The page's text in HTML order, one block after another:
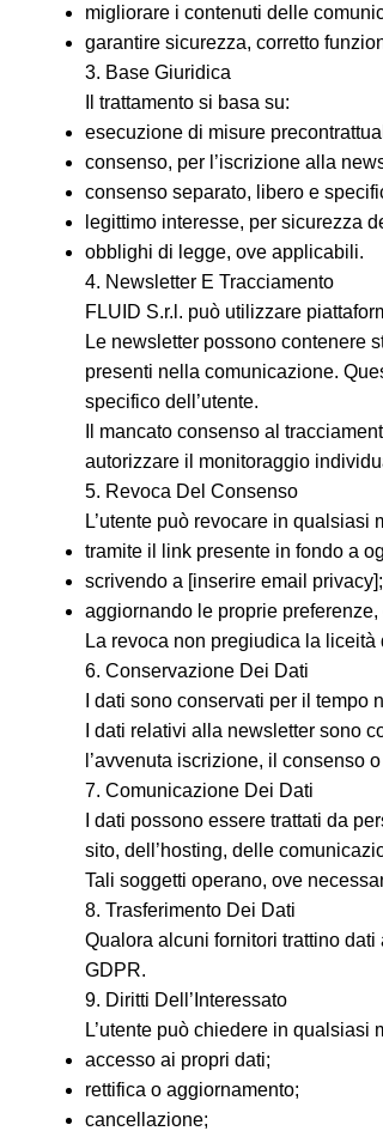
migliorare i contenuti delle
garantire sicurezza, corretto
3. Base Giuridica
Il trattamento si basa su:
esecuzione di misure
consenso, per l’iscrizione alla
consenso separato, libero e
legittimo interesse, per sicurezza
obblighi di legge, ove applicabili.
4. Newsletter E Tracciamento
FLUID S.r.l. può utilizzare
Le newsletter possono contenere
presenti nella comunicazione.
specifico dell’utente.
Il mancato consenso al
autorizzare il monitoraggio
5. Revoca Del Consenso
L’utente può revocare in
tramite il link presente in fondo a
scrivendo a [inserire email privacy];
aggiornando le proprie
La revoca non pregiudica la
6. Conservazione Dei Dati
I dati sono conservati per il
I dati relativi alla newsletter sono
l’avvenuta iscrizione, il consenso
7. Comunicazione Dei Dati
I dati possono essere trattati da
sito, dell’hosting, delle
Tali soggetti operano, ove
8. Trasferimento Dei Dati
Qualora alcuni fornitori trattino
GDPR.
9. Diritti Dell’Interessato
L’utente può chiedere in qualsiasi
accesso ai propri dati;
rettifica o aggiornamento;
cancellazione;